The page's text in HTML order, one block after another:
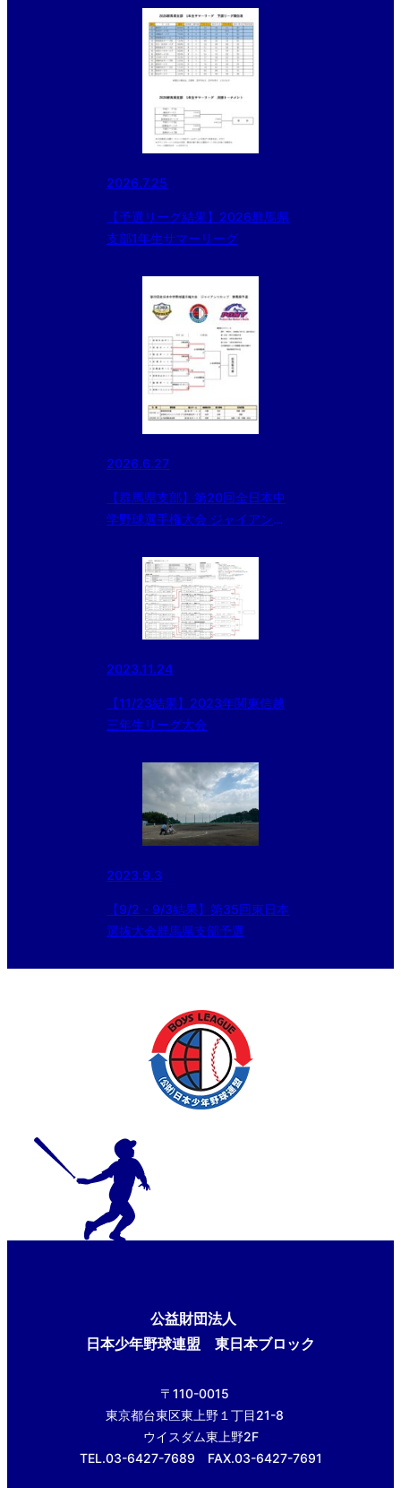
2026.7.25
【予選リーグ結果】2026群馬県
支部1年生サマーリーグ
2026.6.27
【群馬県支部】第20回全日本中
学野球選手権大会 ジャイアンツ
2023.11.24
【11/23結果】2023年関東信越
三年生リーグ大会
2023.9.3
【9/2・9/3結果】第35回東日本
選抜大会群馬県支部予選
公益財団法人
日本少年野球連盟 東日本ブロック
〒110-0015
東京都台東区東上野１丁目21-8
ウイスダム東上野2F
TEL.03-6427-7689 FAX.03-6427-7691